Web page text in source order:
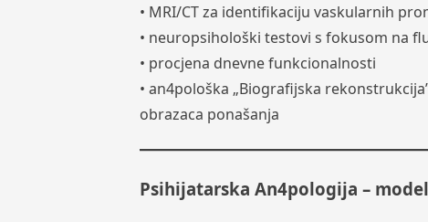
• MRI/CT za identifikaciju vaskularnih
• neuropsihološki testovi s fokusom na
• procjena dnevne funkcionalnosti
• an4pološka „Biografijska
obrazaca ponašanja
Psihijatarska An4pologija –